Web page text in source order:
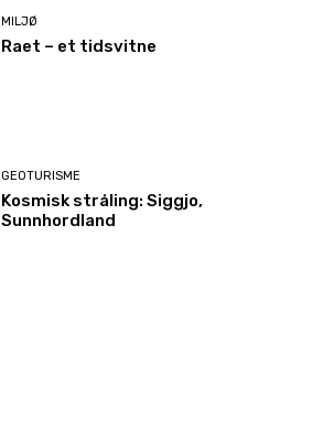
MILJØ
Raet – et tidsvitne
GEOTURISME
Kosmisk stråling: Siggjo,
Sunnhordland